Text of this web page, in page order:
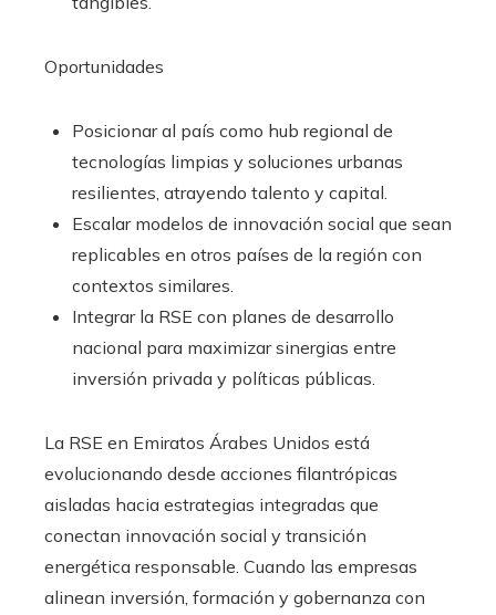
Oportunidades
Posicionar al país como hub regional de
tecnologías limpias y soluciones urbanas
resilientes, atrayendo talento y capital.
Escalar modelos de innovación social que sean
replicables en otros países de la región con
contextos similares.
Integrar la RSE con planes de desarrollo
nacional para maximizar sinergias entre
inversión privada y políticas públicas.
La RSE en Emiratos Árabes Unidos está
evolucionando desde acciones filantrópicas
aisladas hacia estrategias integradas que
conectan innovación social y transición
energética responsable. Cuando las empresas
alinean inversión, formación y gobernanza con